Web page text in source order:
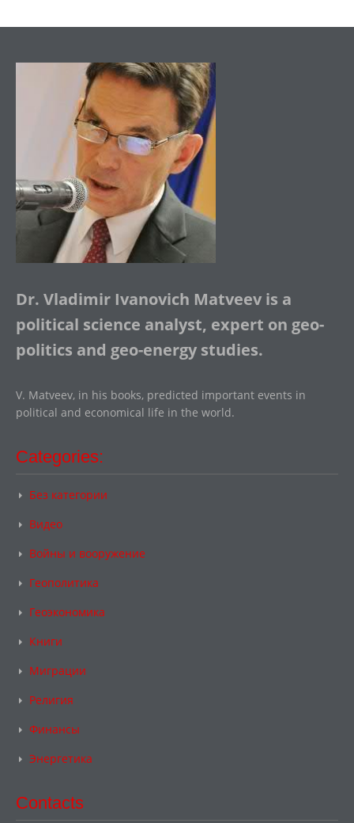
Dr. Vladimir Ivanovich Matveev is a
political science analyst, expert on geo-
politics and geo-energy studies.
V. Matveev, in his books, predicted important events in
political and economical life in the world.
Categories:
Без категории
Видео
Войны и вооружение
Геополитика
Геоэкономика
Книги
Миграции
Религия
Финансы
Энергетика
Contacts